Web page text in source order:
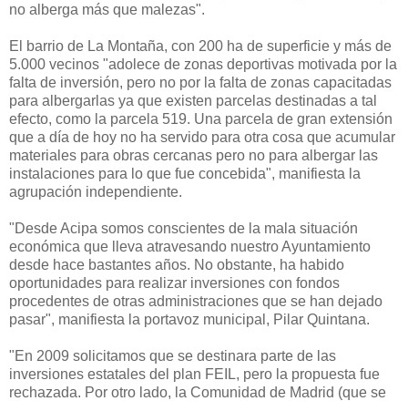
no alberga más que malezas".
El barrio de La Montaña, con 200 ha de superficie y más de
5.000 vecinos "adolece de zonas deportivas motivada por la
falta de inversión, pero no por la falta de zonas capacitadas
para albergarlas ya que existen parcelas destinadas a tal
efecto, como la parcela 519. Una parcela de gran extensión
que a día de hoy no ha servido para otra cosa que acumular
materiales para obras cercanas pero no para albergar las
instalaciones para lo que fue concebida", manifiesta la
agrupación independiente.
"Desde Acipa somos conscientes de la mala situación
económica que lleva atravesando nuestro Ayuntamiento
desde hace bastantes años. No obstante, ha habido
oportunidades para realizar inversiones con fondos
procedentes de otras administraciones que se han dejado
pasar", manifiesta la portavoz municipal, Pilar Quintana.
"En 2009 solicitamos que se destinara parte de las
inversiones estatales del plan FEIL, pero la propuesta fue
rechazada. Por otro lado, la Comunidad de Madrid (que se